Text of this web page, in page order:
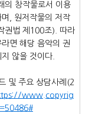
의 창작물로서 이용
, 원저작물의 저작
권법 제100조). 따라
면 해당 음악의 권
않을 것이다.
및 주요 상담사례(2
www.copyrig